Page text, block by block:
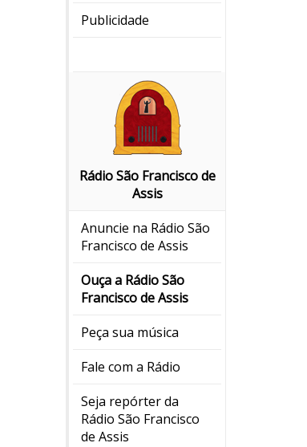
Publicidade
Rádio São Francisco de
Assis
Anuncie na Rádio São
Francisco de Assis
Ouça a Rádio São
Francisco de Assis
Peça sua música
Fale com a Rádio
Seja repórter da
Rádio São Francisco
de Assis